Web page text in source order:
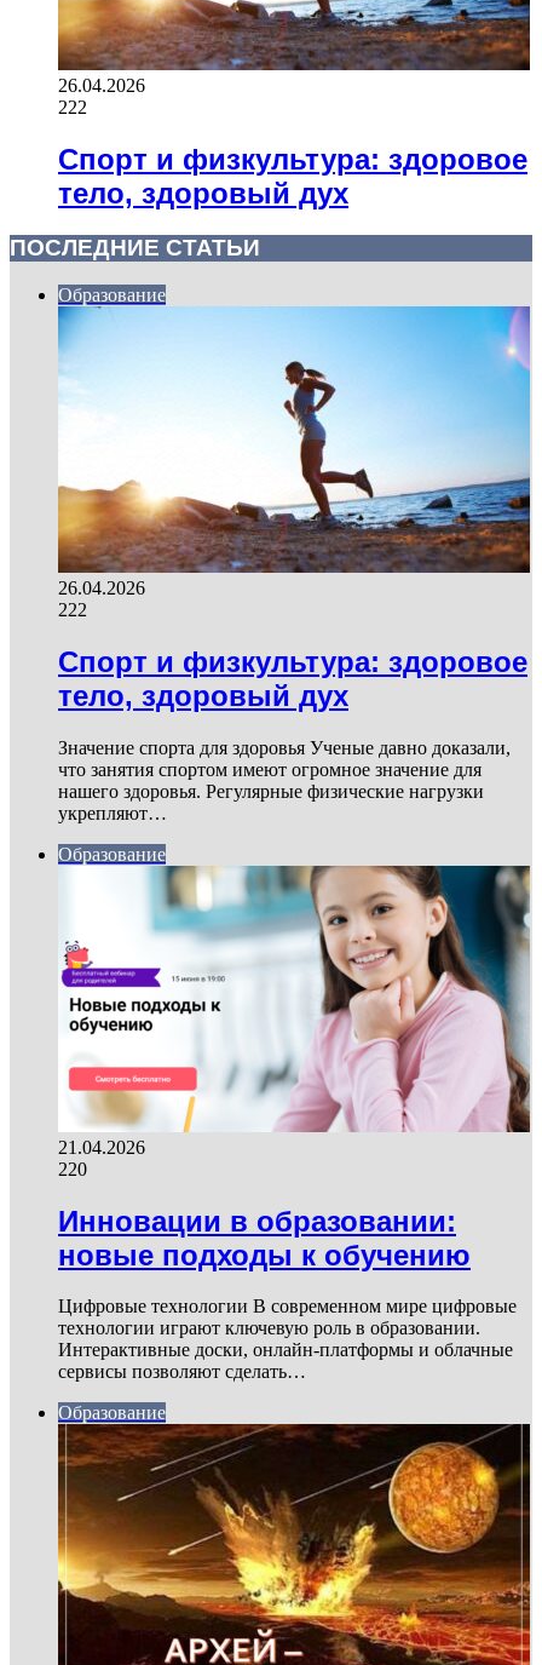
26.04.2026
222
Спорт и физкультура: здоровое
тело, здоровый дух
ПОСЛЕДНИЕ СТАТЬИ
Образование
26.04.2026
222
Спорт и физкультура: здоровое
тело, здоровый дух
Значение спорта для здоровья Ученые давно доказали,
что занятия спортом имеют огромное значение для
нашего здоровья. Регулярные физические нагрузки
укрепляют…
Образование
21.04.2026
220
Инновации в образовании:
новые подходы к обучению
Цифровые технологии В современном мире цифровые
технологии играют ключевую роль в образовании.
Интерактивные доски, онлайн-платформы и облачные
сервисы позволяют сделать…
Образование